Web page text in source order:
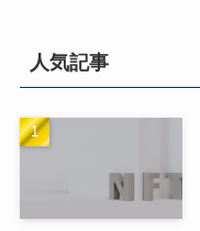
人気記事